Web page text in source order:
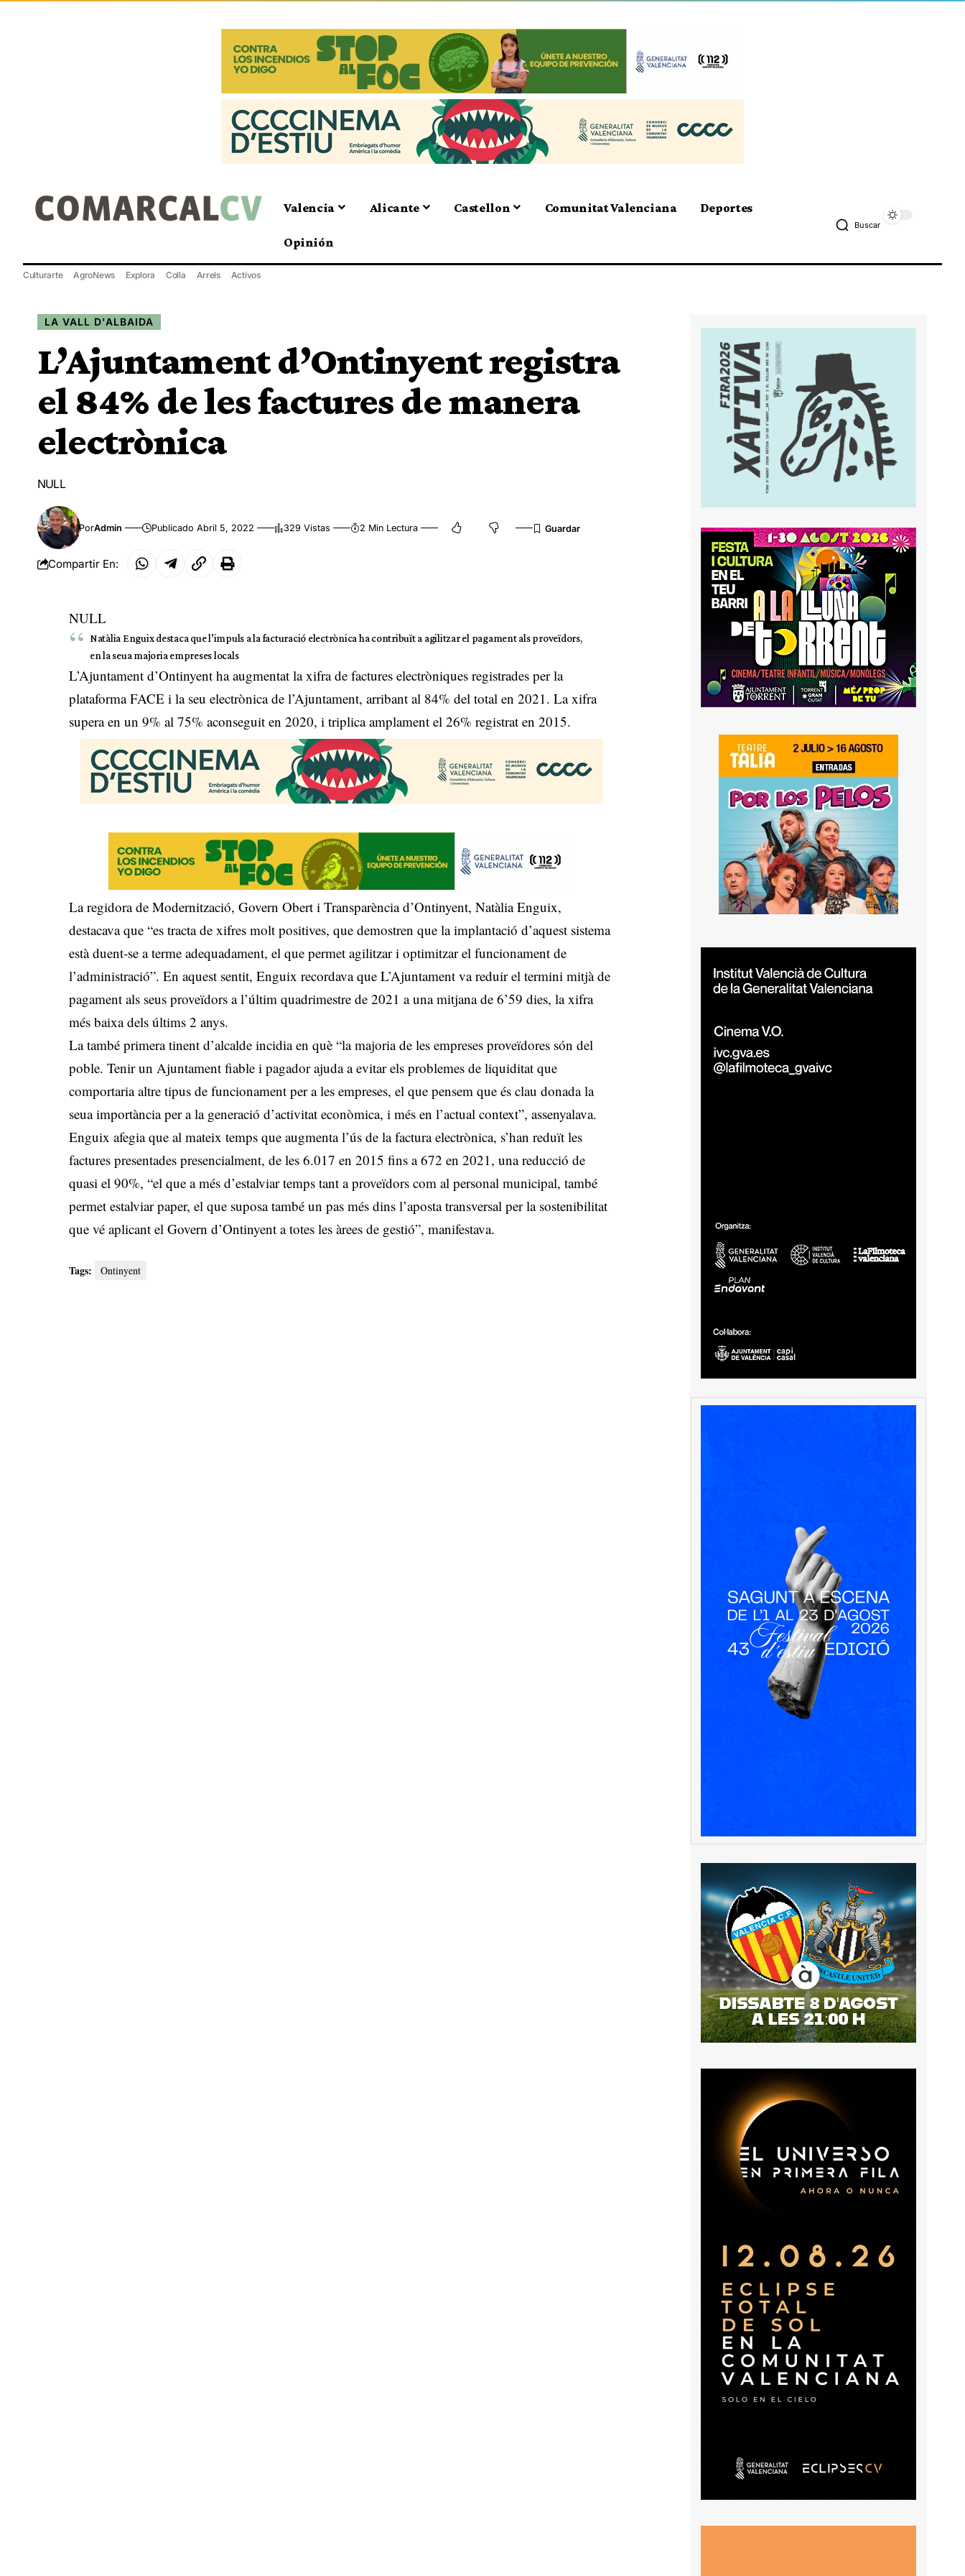
Valencia Alicante Castellon Comunitat Valenciana Deportes
Opinión
Buscar
Culturarte AgroNews Explora Colla Arrels Activos
LA VALL D'ALBAIDA
L’Ajuntament d’Ontinyent registra
el 84% de les factures de manera
electrònica
NULL
PorAdmin Publicado Abril 5, 2022 329 Vistas 2 Min Lectura
Compartir En:
NULL
Natàlia Enguix destaca que l’impuls a la facturació electrònica ha contribuït a agilitzar el pagament als proveïdors,
en la seua majoria empreses locals
L’Ajuntament d’Ontinyent ha augmentat la xifra de factures electròniques registrades per la
plataforma FACE i la seu electrònica de l’Ajuntament, arribant al 84% del total en 2021. La xifra
supera en un 9% al 75% aconseguit en 2020, i triplica amplament el 26% registrat en 2015.
La regidora de Modernització, Govern Obert i Transparència d’Ontinyent, Natàlia Enguix,
destacava que “es tracta de xifres molt positives, que demostren que la implantació d’aquest sistema
està duent-se a terme adequadament, el que permet agilitzar i optimitzar el funcionament de
l’administració”. En aquest sentit, Enguix recordava que L’Ajuntament va reduir el termini mitjà de
pagament als seus proveïdors a l’últim quadrimestre de 2021 a una mitjana de 6’59 dies, la xifra
més baixa dels últims 2 anys.
La també primera tinent d’alcalde incidia en què “la majoria de les empreses proveïdores són del
poble. Tenir un Ajuntament fiable i pagador ajuda a evitar els problemes de liquiditat que
comportaria altre tipus de funcionament per a les empreses, el que pensem que és clau donada la
seua importància per a la generació d’activitat econòmica, i més en l’actual context”, assenyalava.
Enguix afegia que al mateix temps que augmenta l’ús de la factura electrònica, s’han reduït les
factures presentades presencialment, de les 6.017 en 2015 fins a 672 en 2021, una reducció de
quasi el 90%, “el que a més d’estalviar temps tant a proveïdors com al personal municipal, també
permet estalviar paper, el que suposa també un pas més dins l’aposta transversal per la sostenibilitat
que vé aplicant el Govern d’Ontinyent a totes les àrees de gestió”, manifestava.
Tags: Ontinyent